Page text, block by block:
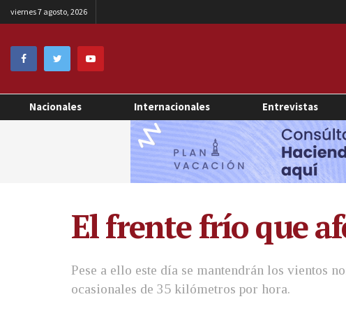
viernes 7 agosto, 2026
Nacionales Internacionales Entrevistas
El frente frío que
Pese a ello este día se mantendrán los vientos
ocasionales de 35 kilómetros por hora.